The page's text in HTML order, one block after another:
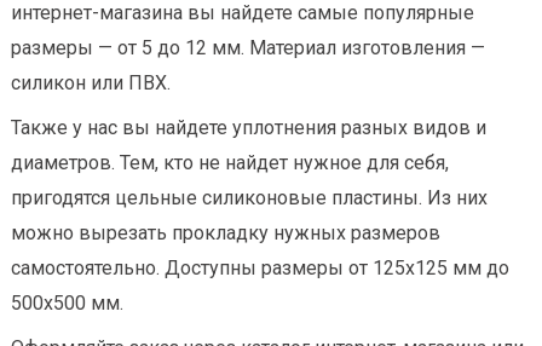
интернет-магазина вы найдете самые популярные
размеры — от 5 до 12 мм. Материал изготовления —
силикон или ПВХ.
Также у нас вы найдете уплотнения разных видов и
диаметров. Тем, кто не найдет нужное для себя,
пригодятся цельные силиконовые пластины. Из них
можно вырезать прокладку нужных размеров
самостоятельно. Доступны размеры от 125х125 мм до
500х500 мм.